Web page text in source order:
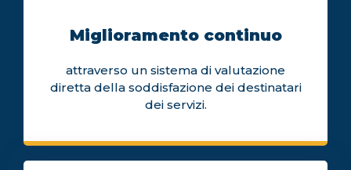
Miglioramento continuo
attraverso un sistema di valutazione
diretta della soddisfazione dei destinatari
dei servizi.